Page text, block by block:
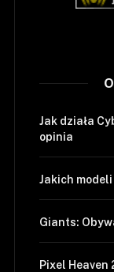
Jak działa
opinia
Jakich
Giants:
Pixel Heaven